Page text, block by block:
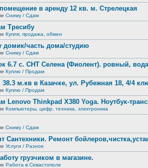
в аренду 12 кв. м. Стрелецкая
Сниму / Сдам
Тресибу
Купля, продажа, обмен
домик/часть дома/студию
Сниму / Сдам
6.7 с. СНТ Селена (Фиолент). ровный,
Куплю / Продам
38.3 м.кв в Казачке, ул. Рубежная 18, 4/4
Куплю / Продам
Lenovo Thinkpad X380 Yoga. Ноутбук-
Компьютеры, цифр. техника, электроника
Сниму / Сдам
Сантехники. Ремонт
Услуги / Разное
грузчиком в магазине.
Работа в Севастополе